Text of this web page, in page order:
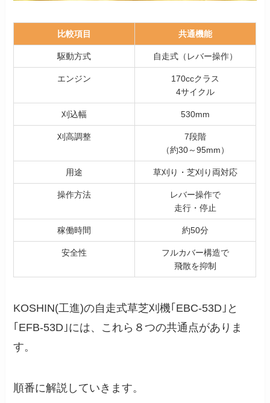
比較項目 共通機能
駆動方式 自走式（レバー操作）
エンジン
170ccクラス
4サイクル
刈込幅 530mm
刈高調整
7段階
（約30～95mm）
用途 草刈り・芝刈り両対応
操作方法
レバー操作で
走行・停止
稼働時間 約50分
安全性
フルカバー構造で
飛散を抑制
KOSHIN(工進)の自走式草芝刈機｢EBC-53D｣と
｢EFB-53D｣には、これら８つの共通点がありま
す。
順番に解説していきます。